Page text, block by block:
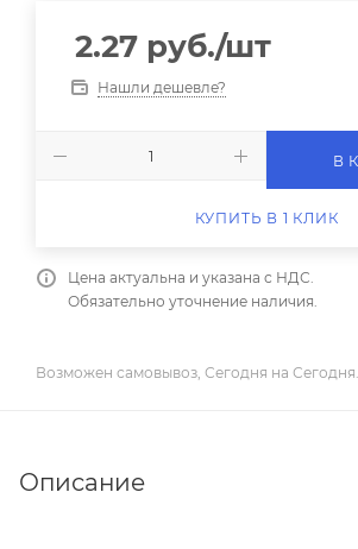
2.27 руб./шт
Нашли дешевле?
В
КУПИТЬ В 1 КЛИК
Цена актуальна и указана с НДС.
Обязательно уточнение наличия.
Возможен самовывоз, Сегодня на Сегодня.
Описание